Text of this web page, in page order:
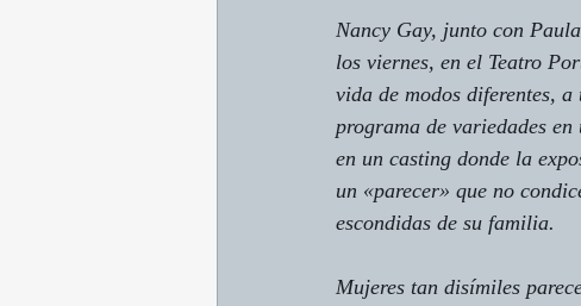
Nancy Gay, junto con
los viernes, en el Teatro
vida de modos diferentes,
programa de variedades
en un casting donde la
un «parecer» que no
escondidas de su familia.
Mujeres tan disímiles